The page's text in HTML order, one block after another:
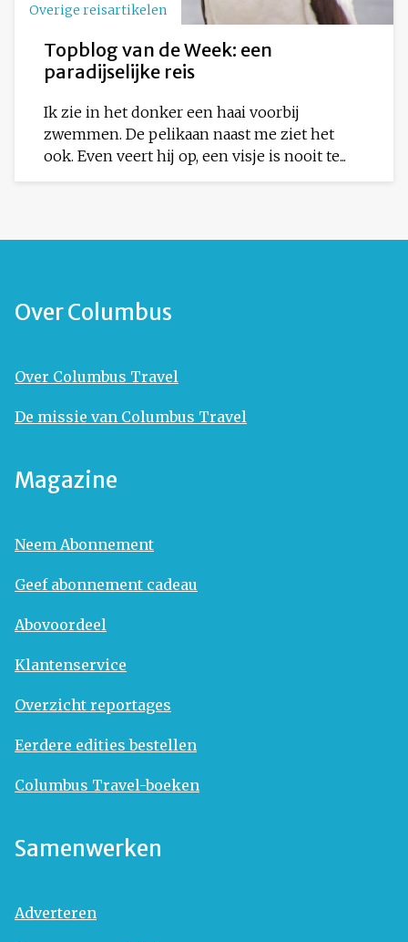
Overige reisartikelen
Topblog van de Week: een
paradijselijke reis
Ik zie in het donker een haai voorbij
zwemmen. De pelikaan naast me ziet het
ook. Even veert hij op, een visje is nooit te...
Over Columbus
Over Columbus Travel
De missie van Columbus Travel
Magazine
Neem Abonnement
Geef abonnement cadeau
Abovoordeel
Klantenservice
Overzicht reportages
Eerdere edities bestellen
Columbus Travel-boeken
Samenwerken
Adverteren